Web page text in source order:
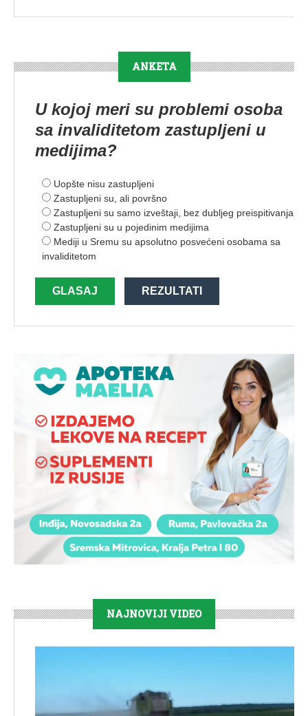
ANKETA
U kojoj meri su problemi osoba
sa invaliditetom zastupljeni u
medijima?
Uopšte nisu zastupljeni
Zastupljeni su, ali površno
Zastupljeni su samo izveštaji, bez dubljeg preispitivanja
Zastupljeni su u pojedinim medijima
Mediji u Sremu su apsolutno posvećeni osobama sa
invaliditetom
GLASAJ REZULTATI
NAJNOVIJI VIDEO